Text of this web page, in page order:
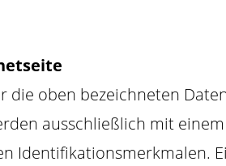
die oben bezeichneten
ausschließlich mit
Identifikationsmerkmalen.